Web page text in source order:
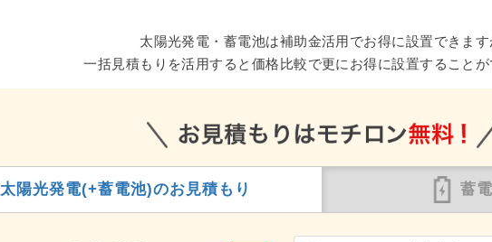
太陽光発電・蓄電池は補助金活用でお得に設置できます
一括見積もりを活用すると価格比較で更にお得に設置することが
太陽光発電(+蓄電池)のお見積もり 蓄